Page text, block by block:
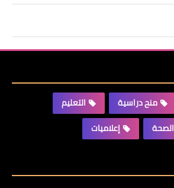
منح دراسية
التعليم
الصحة إعلاميات